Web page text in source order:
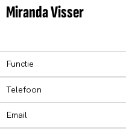
Miranda Visser
Functie
Telefoon
Email